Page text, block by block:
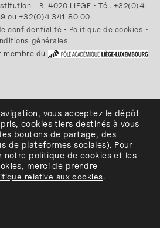
- B-4020 LIEGE • Tél. +32(0)4
ou +32(0)4 341 80 00
confidentialité • Politique de cookies •
générales
membre du
vous acceptez le dépôt
cookiestiers destinés à vous
boutons de partage, des
de plateformes sociales). Pour
notre politique de cookies et les
merci de prendre
relative aux cookies.